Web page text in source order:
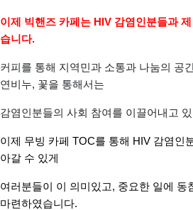
이 제 빅핸즈 카페는 HIV 감염인분들과
습니다.
커피를 통해 지역민과 소통과 나눔의 공
연비누, 꽃을 통해서는
감염인분들의 사회 참여를 이끌어내고
이제 무빙 카페 TOC를 통해 HIV 감염인
아갈 수 있게
여러분들이 이 의미있고, 중요한 일에 동
마련하였습니다.